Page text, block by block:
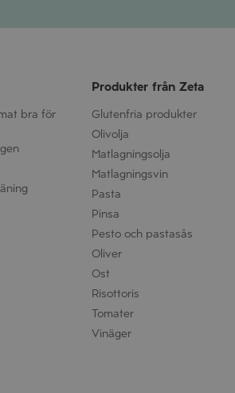
bra för
Produkter från Zeta
Glutenfria produkter
Olivolja
Matlagningsolja
Matlagningsvin
Pasta
Pinsa
Pesto och pastasås
Oliver
Ost
Risottoris
Tomater
Vinäger